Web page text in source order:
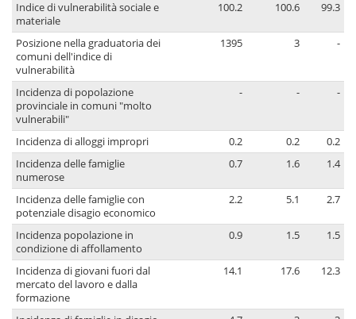
Indice di vulnerabilità sociale e
materiale
100.2 100.6 99.3
Posizione nella graduatoria dei
comuni dell'indice di
vulnerabilità
1395 3 -
Incidenza di popolazione
provinciale in comuni "molto
vulnerabili"
- - -
Incidenza di alloggi impropri 0.2 0.2
0.2
Incidenza delle famiglie
numerose
0.7 1.6 1.4
Incidenza delle famiglie con
potenziale disagio economico
2.2 5.1 2.7
Incidenza popolazione in
condizione di affollamento
0.9 1.5 1.5
Incidenza di giovani fuori dal
mercato del lavoro e dalla
formazione
14.1 17.6 12.3